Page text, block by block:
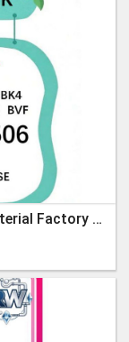
High Purity PMK 28578-16-7 Raw Material Factory Wholesale Price